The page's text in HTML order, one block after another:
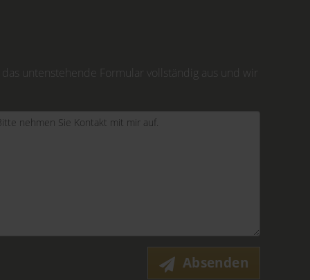
untenstehende Formular vollständig aus und wir
Absenden